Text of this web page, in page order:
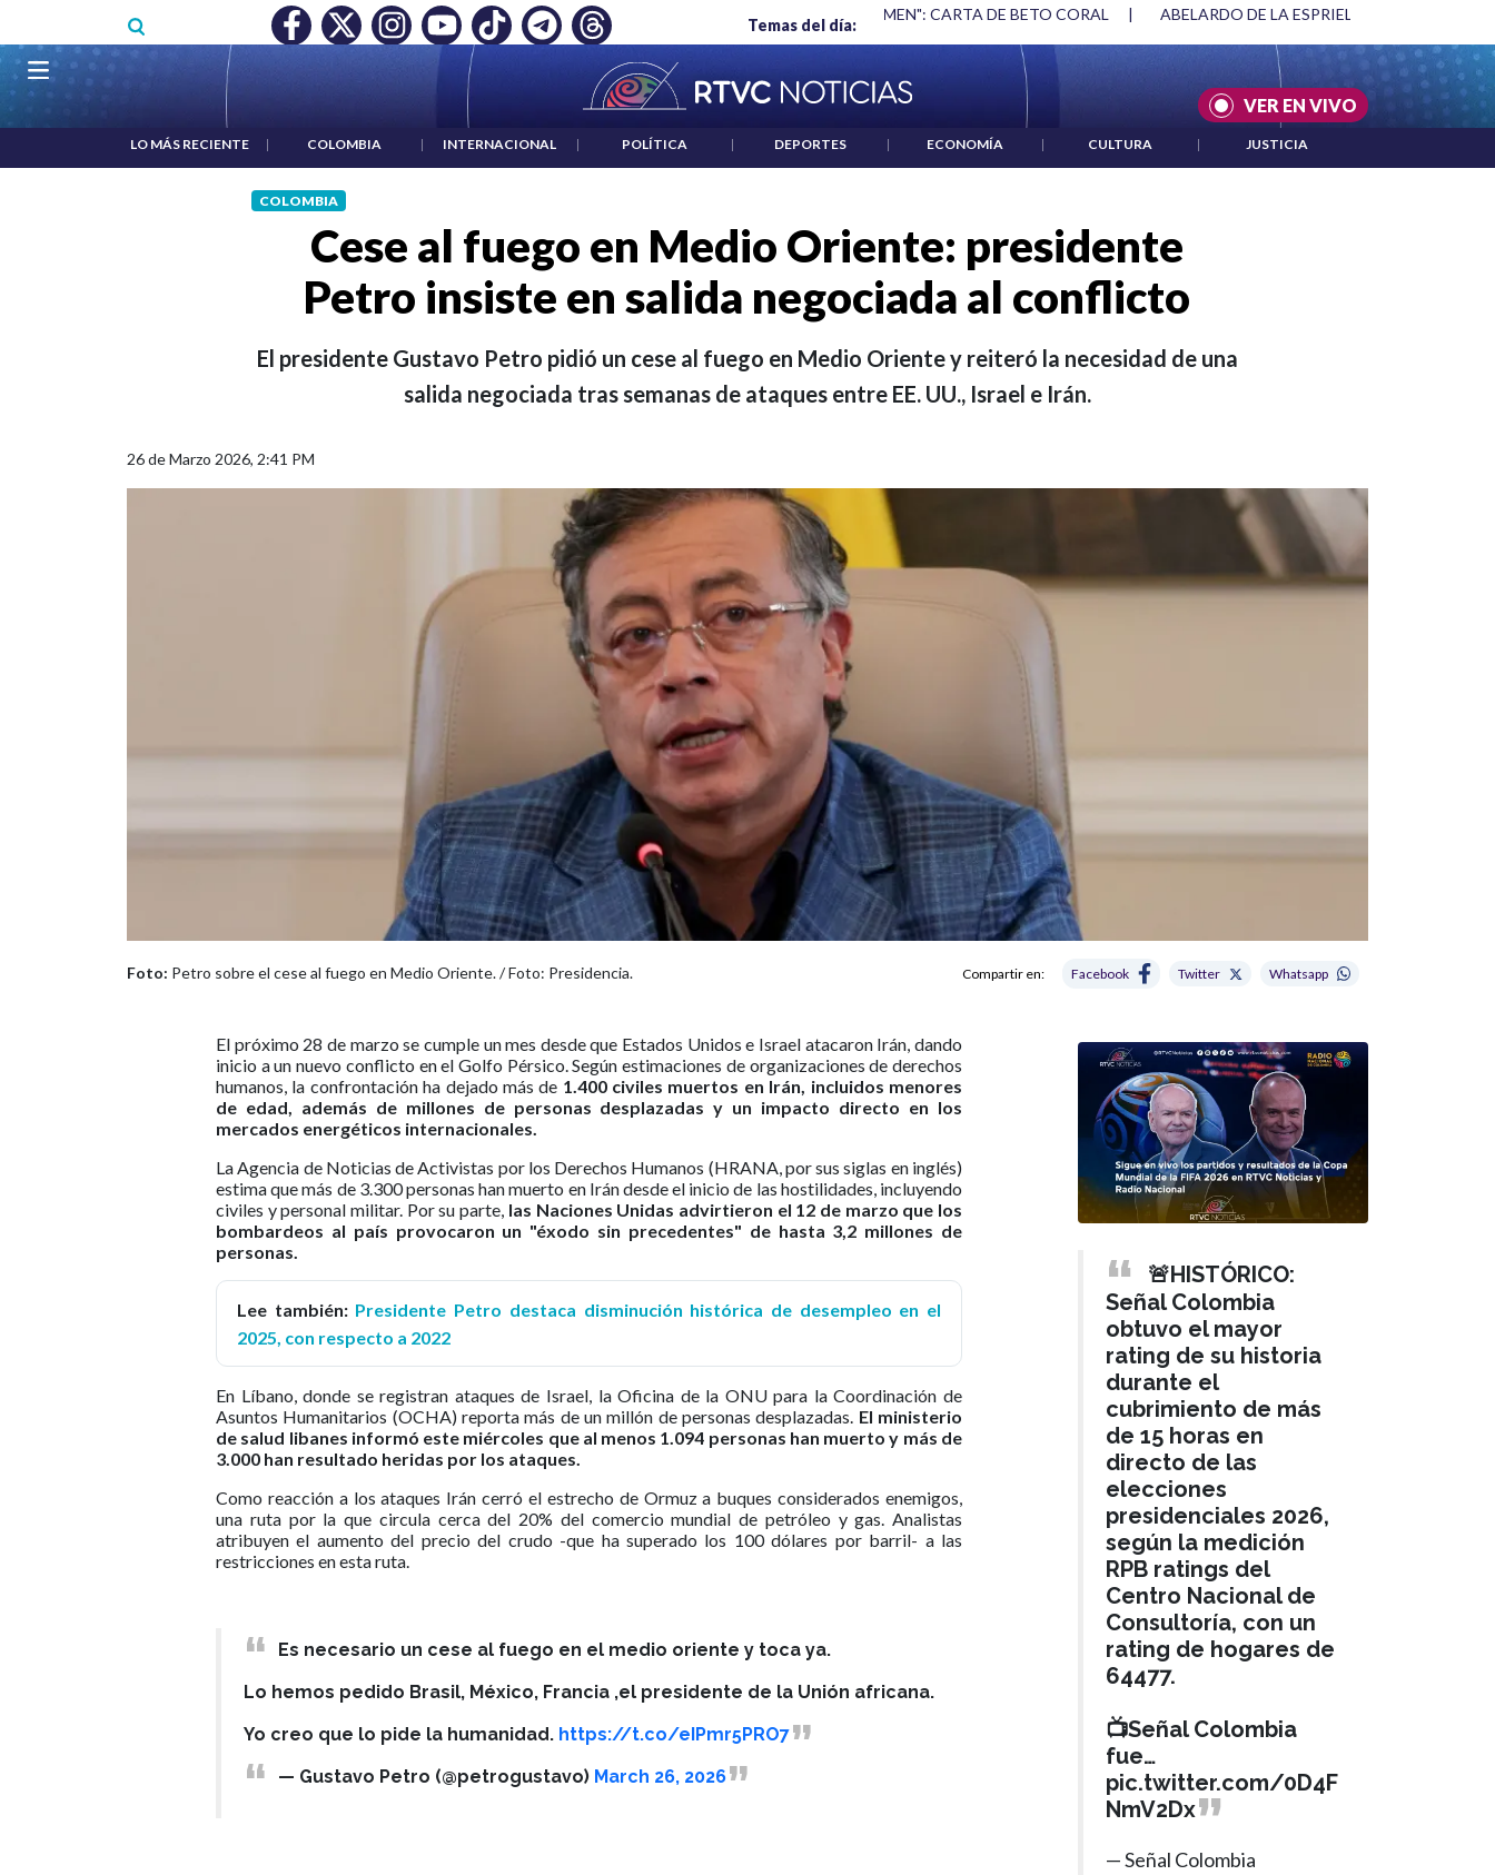
Temas del día:
A RTVC SALARIO MÍNIMO NO DESTRUYÓ EMPLEO: JP MORGAN "HABLAR NO ES UN CRIMEN": CARTA DE BETO CORAL | ABELARDO DE LA ESPRIELLA Y DMG
VER EN VIVO
Navegación principal
LO MÁS RECIENTE | COLOMBIA | INTERNACIONAL | POLÍTICA | DEPORTES | ECONOMÍA | CULTURA | JUSTICIA
COLOMBIA
Cese al fuego en Medio Oriente: presidente
Petro insiste en salida negociada al conflicto
El presidente Gustavo Petro pidió un cese al fuego en Medio Oriente y reiteró la necesidad de una
salida negociada tras semanas de ataques entre EE. UU., Israel e Irán.
26 de Marzo 2026, 2:41 PM
Foto: Petro sobre el cese al fuego en Medio Oriente. / Foto: Presidencia. Compartir en: Facebook Twitter Whatsapp
El próximo 28 de marzo se cumple un mes desde que Estados Unidos e Israel atacaron Irán, dando
inicio a un nuevo conflicto en el Golfo Pérsico. Según estimaciones de organizaciones de derechos
humanos, la confrontación ha dejado más de 1.400 civiles muertos en Irán, incluidos menores
de edad, además de millones de personas desplazadas y un impacto directo en los
mercados energéticos internacionales.
La Agencia de Noticias de Activistas por los Derechos Humanos (HRANA, por sus siglas en inglés)
estima que más de 3.300 personas han muerto en Irán desde el inicio de las hostilidades, incluyendo
civiles y personal militar. Por su parte, las Naciones Unidas advirtieron el 12 de marzo que los
bombardeos al país provocaron un "éxodo sin precedentes" de hasta 3,2 millones de
personas.
Lee también:Presidente Petro destaca disminución histórica de desempleo en el
2025, con respecto a 2022
En Líbano, donde se registran ataques de Israel, la Oficina de la ONU para la Coordinación de
Asuntos Humanitarios (OCHA) reporta más de un millón de personas desplazadas. El ministerio
de salud libanes informó este miércoles que al menos 1.094 personas han muerto y más de
3.000 han resultado heridas por los ataques.
Como reacción a los ataques Irán cerró el estrecho de Ormuz a buques considerados enemigos,
una ruta por la que circula cerca del 20% del comercio mundial de petróleo y gas. Analistas
atribuyen el aumento del precio del crudo -que ha superado los 100 dólares por barril- a las
restricciones en esta ruta.
Es necesario un cese al fuego en el medio oriente y toca ya.
Lo hemos pedido Brasil, México, Francia ,el presidente de la Unión africana.
Yo creo que lo pide la humanidad. https://t.co/eIPmr5PRO7
— Gustavo Petro (@petrogustavo) March 26, 2026
🚨HISTÓRICO:
Señal Colombia
obtuvo el mayor
rating de su historia
durante el
cubrimiento de más
de 15 horas en
directo de las
elecciones
presidenciales 2026,
según la medición
RPB ratings del
Centro Nacional de
Consultoría, con un
rating de hogares de
64477.
📺Señal Colombia
fue…
pic.twitter.com/0D4F
NmV2Dx
— Señal Colombia